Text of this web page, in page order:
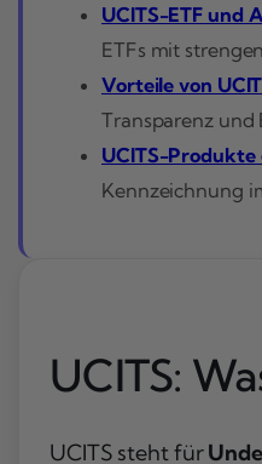
UCITS-ETF und
ETFs mit
Vorteile von
Transparenz
UCITS-Produkte
Kennzeichnung
UCITS:
UCITS steht für